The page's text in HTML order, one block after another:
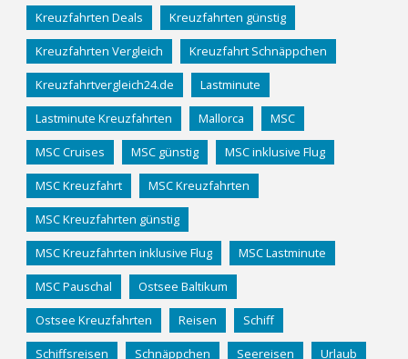
Kreuzfahrten Deals Kreuzfahrten günstig
Kreuzfahrten Vergleich Kreuzfahrt Schnäppchen
Kreuzfahrtvergleich24.de Lastminute
Lastminute Kreuzfahrten Mallorca MSC
MSC Cruises MSC günstig MSC inklusive Flug
MSC Kreuzfahrt MSC Kreuzfahrten
MSC Kreuzfahrten günstig
MSC Kreuzfahrten inklusive Flug MSC Lastminute
MSC Pauschal Ostsee Baltikum
Ostsee Kreuzfahrten Reisen Schiff
Schiffsreisen Schnäppchen Seereisen Urlaub